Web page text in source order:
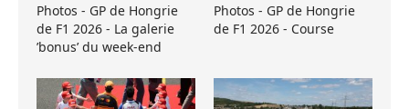
Photos - GP de Hongrie
de F1 2026 - La galerie
’bonus’ du week-end
Photos - GP de Hongrie
de F1 2026 - Course